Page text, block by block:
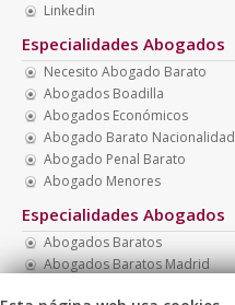
Linkedin
Especialidades Abogados
Necesito Abogado Barato
Abogados Boadilla
Abogados Económicos
Abogado Barato Nacionalidad
Abogado Penal Barato
Abogado Menores
Especialidades Abogados
Abogados Baratos
Abogados Baratos Madrid